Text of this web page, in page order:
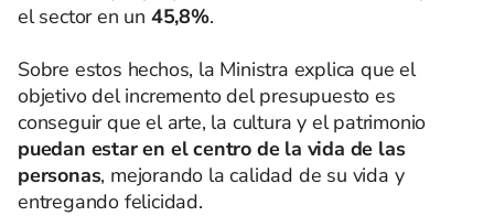
el sector en un 45,8%.
Sobre estos hechos, la Ministra explica que el
objetivo del incremento del presupuesto es
conseguir que el arte, la cultura y el patrimonio
puedan estar en el centro de la vida de las
personas, mejorando la calidad de su vida y
entregando felicidad.